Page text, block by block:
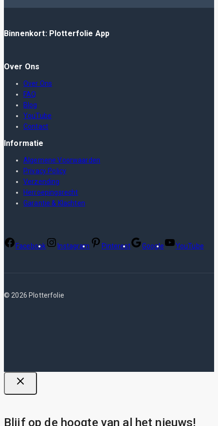
Binnenkort: Plotterfolie App
Over Ons
Over Ons
FAQ
Blog
YouTube
Contact
Informatie
Algemene Voorwaarden
Privacy Policy
Verzending
Herroepingsrecht
Garantie & Klachten
Facebook Instagram Pinterest Google YouTube
© 2026 Plotterfolie
Blijf op de hoogte van al het nieuws!